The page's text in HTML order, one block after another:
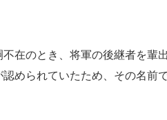
在のとき、将軍の後継者を輩出
められていたため、その名前